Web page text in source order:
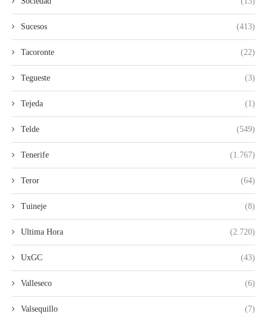
Sucesos (413)
Tacoronte (22)
Tegueste (3)
Tejeda (1)
Telde (549)
Tenerife (1.767)
Teror (64)
Tuineje (8)
Ultima Hora (2.720)
UxGC (43)
Valleseco (6)
Valsequillo (7)